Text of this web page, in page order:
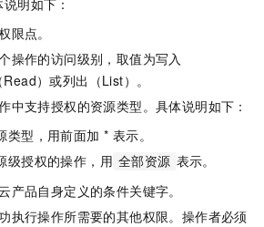
明如下：
限点。
操作的访问级别，取值为写入
）或列出（List）。
中支持授权的资源类型。具体说明如下：
类型，用前面加 * 表示。
级授权的操作，用 全部资源 表示。
产品自身定义的条件关键字。
执行操作所需要的其他权限。操作者必须